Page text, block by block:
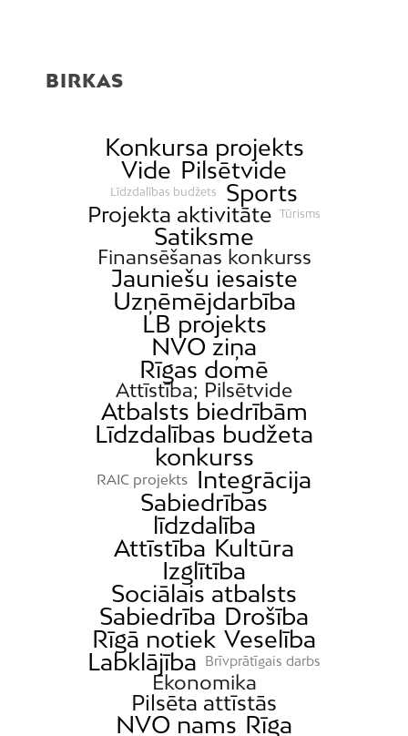
BIRKAS
Konkursa projekts
Vide Pilsētvide
Līdzdalības budžets Sports
Projekta aktivitāte Tūrisms
Satiksme
Finansēšanas konkurss
Jauniešu iesaiste
Uzņēmējdarbība
LB projekts
NVO ziņa
Rīgas domē
Attīstība; Pilsētvide
Atbalsts biedrībām
Līdzdalības budžeta
konkurss
RAIC projekts
Integrācija
Sabiedrības
līdzdalība
Attīstība Kultūra
Izglītība
Sociālais atbalsts
Sabiedrība Drošība
Rīgā notiek Veselība
Labklājība
Brīvprātīgais darbs
Ekonomika
Pilsēta attīstās
NVO nams Rīga